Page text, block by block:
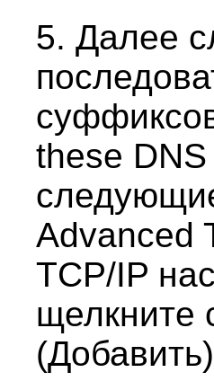
5. Далее
these
Advanced
TCP/IP
щелкните
(Добавить)